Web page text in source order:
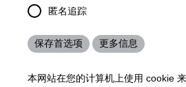
Conventus Polymers, New Jersey - USA, 2001
Parsippany-Troy Hills, NJ 07054, United States
KRAIBURG TPE Americas, , Meet with our product
business needs.
匿名追踪
保存首选项 更多信息
本网站在您的计算机上使用 cookie